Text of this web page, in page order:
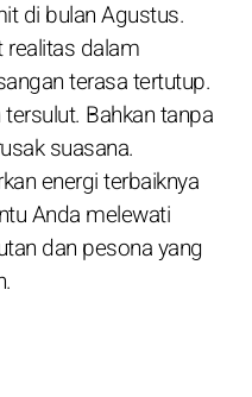
di bulan Agustus.
dalam
terasa tertutup.
Bahkan tanpa
suasana.
energi terbaiknya
Anda melewati
dan pesona yang